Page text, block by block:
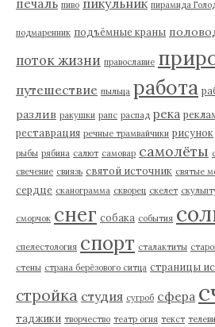
печаль пиво пирамида
подмаренник подъёмные краны
поток жизни православие
путешествие пыльца работа
разлив ракушки рапс распад река
реставрация речные трамвайчики рисунок
рыбы рябина салют самовар самолёты
свечение свиязь святой источник святые
сердце сканограмма скворец скелет
сморчок снег собака события
спелестология спорт сталактиты
стены страна берёзового ситца страницы
стройка студия сугроб сфера
таджики творчество театр огня текст